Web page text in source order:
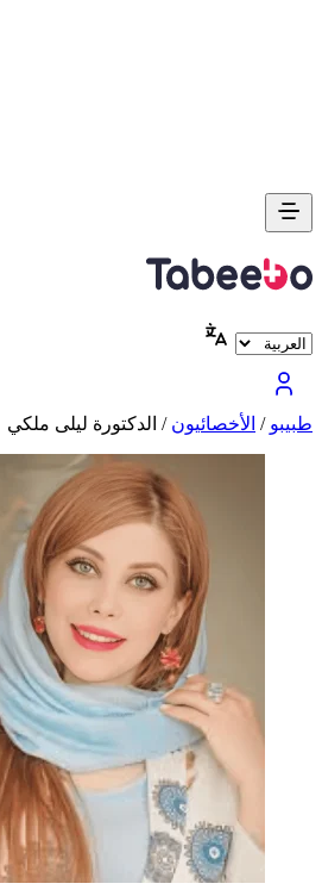
طبیبو / الأخصائيون / الدكتورة ليلى ملكي